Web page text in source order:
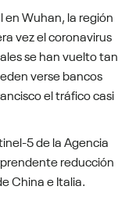
en Wuhan, la región
vez el coronavirus
se han vuelto tan
verse bancos
el tráfico casi
5 de la Agencia
reducción
China e Italia.